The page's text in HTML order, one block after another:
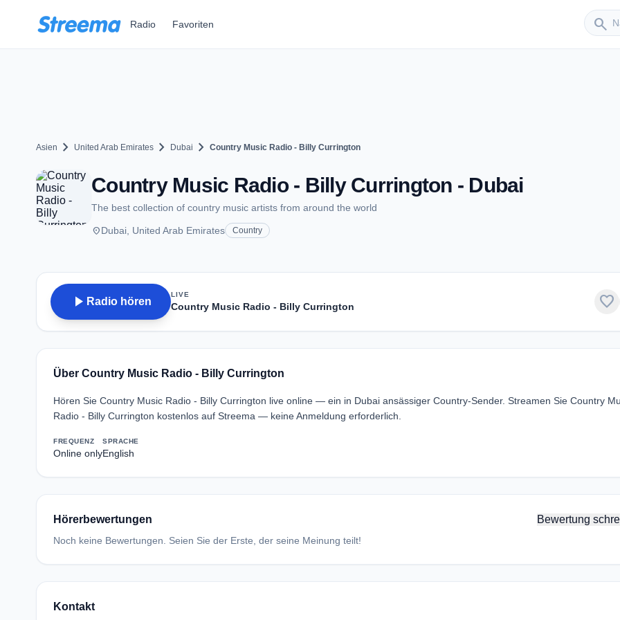
Radio Favoriten search
Sender
Asien chevron_right United Arab Emirates chevron_right Dubai chevron_right Country Music Radio - Billy Currington
Country Music Radio - Billy Currington - Dubai
The best collection of country music artists from around the world
placeDubai, United Arab Emirates Country
play_arrow Radio hören
LIVE
Country Music Radio - Billy Currington favorite
Über Country Music Radio - Billy Currington
Hören Sie Country Music Radio - Billy Currington live online — ein in Dubai ansässiger Country-Sender. Streamen Sie Country
Radio - Billy Currington kostenlos auf Streema — keine Anmeldung erforderlich.
FREQUENZ
Online only
SPRACHE
English
Hörerbewertungen Bewertung
Noch keine Bewertungen. Seien Sie der Erste, der seine Meinung teilt!
Kontakt